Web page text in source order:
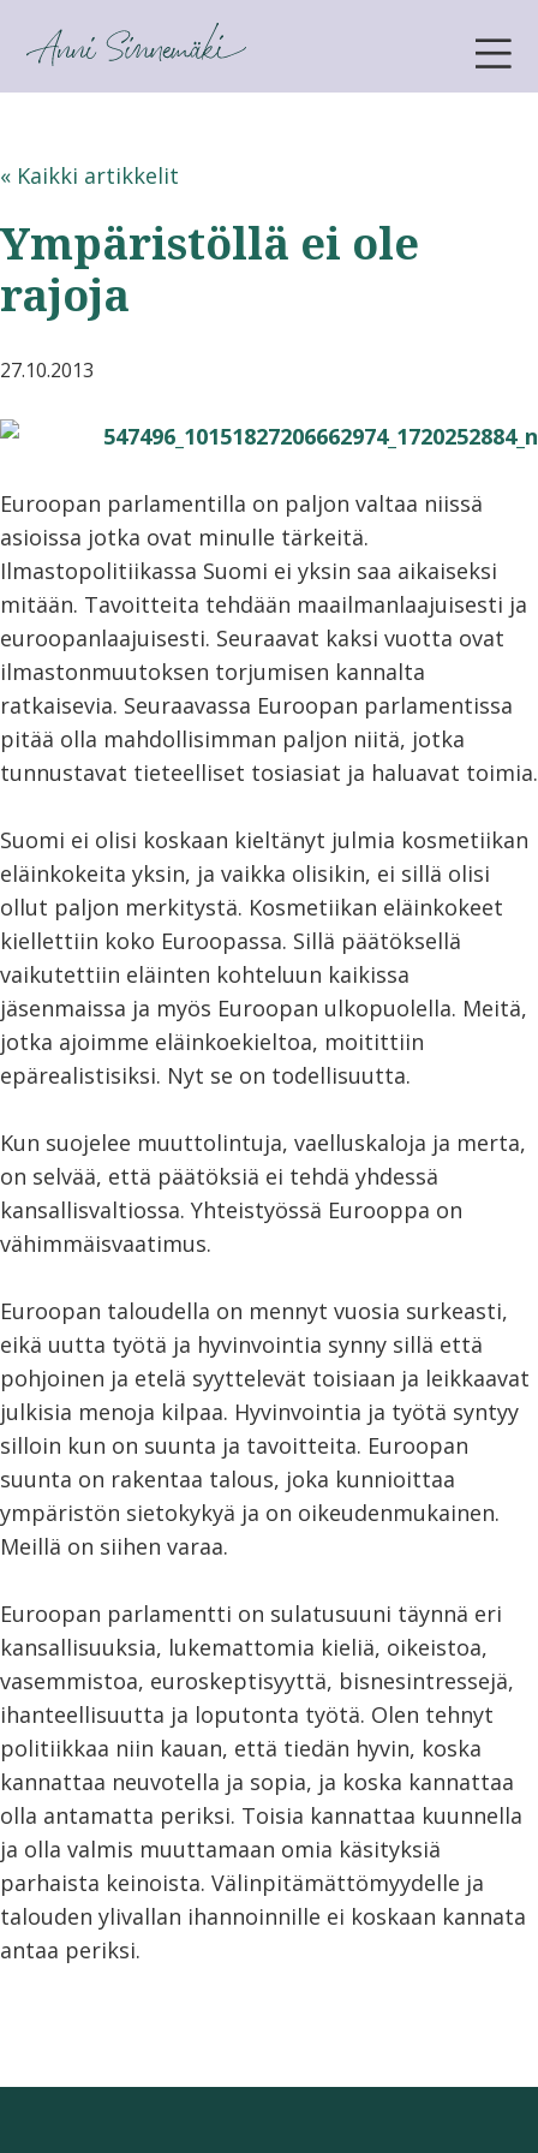
ANNI SINNEMÄKI
« Kaikki artikkelit
Ympäristöllä ei ole
rajoja
27.10.2013
Euroopan parlamentilla on paljon valtaa niissä
asioissa jotka ovat minulle tärkeitä.
Ilmastopolitiikassa Suomi ei yksin saa aikaiseksi
mitään. Tavoitteita tehdään maailmanlaajuisesti ja
euroopanlaajuisesti. Seuraavat kaksi vuotta ovat
ilmastonmuutoksen torjumisen kannalta
ratkaisevia. Seuraavassa Euroopan parlamentissa
pitää olla mahdollisimman paljon niitä, jotka
tunnustavat tieteelliset tosiasiat ja haluavat toimia.
Suomi ei olisi koskaan kieltänyt julmia kosmetiikan
eläinkokeita yksin, ja vaikka olisikin, ei sillä olisi
ollut paljon merkitystä. Kosmetiikan eläinkokeet
kiellettiin koko Euroopassa. Sillä päätöksellä
vaikutettiin eläinten kohteluun kaikissa
jäsenmaissa ja myös Euroopan ulkopuolella. Meitä,
jotka ajoimme eläinkoekieltoa, moitittiin
epärealistisiksi. Nyt se on todellisuutta.
Kun suojelee muuttolintuja, vaelluskaloja ja merta,
on selvää, että päätöksiä ei tehdä yhdessä
kansallisvaltiossa. Yhteistyössä Eurooppa on
vähimmäisvaatimus.
Euroopan taloudella on mennyt vuosia surkeasti,
eikä uutta työtä ja hyvinvointia synny sillä että
pohjoinen ja etelä syyttelevät toisiaan ja leikkaavat
julkisia menoja kilpaa. Hyvinvointia ja työtä syntyy
silloin kun on suunta ja tavoitteita. Euroopan
suunta on rakentaa talous, joka kunnioittaa
ympäristön sietokykyä ja on oikeudenmukainen.
Meillä on siihen varaa.
Euroopan parlamentti on sulatusuuni täynnä eri
kansallisuuksia, lukemattomia kieliä, oikeistoa,
vasemmistoa, euroskeptisyyttä, bisnesintressejä,
ihanteellisuutta ja loputonta työtä. Olen tehnyt
politiikkaa niin kauan, että tiedän hyvin, koska
kannattaa neuvotella ja sopia, ja koska kannattaa
olla antamatta periksi. Toisia kannattaa kuunnella
ja olla valmis muuttamaan omia käsityksiä
parhaista keinoista. Välinpitämättömyydelle ja
talouden ylivallan ihannoinnille ei koskaan kannata
antaa periksi.